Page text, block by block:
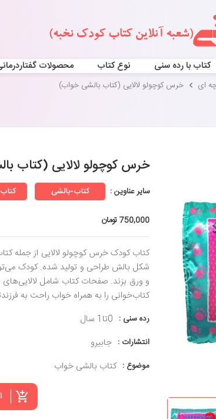
کتاب با رده سنی نوع کتاب محصولات
ای خرس کوچولو لالایی (کتاب بالشی خواب)
خرس کوچولو لالایی (کتاب
سایر عناوین : کتاب-بالشی
750,000 تومان
کتاب کودک خرس کوچولو لالایی از جمله
شکل بالش طراحی و تولید شده. کودک
و ورق بزند. صفحات کتاب شامل لالایی‌های
کتاب‌خوانی را به همراه خواب راحت به
رده سنی : 0تا1 سال
انتشارات : جابیرو
موضوع : کتاب بالشی خواب